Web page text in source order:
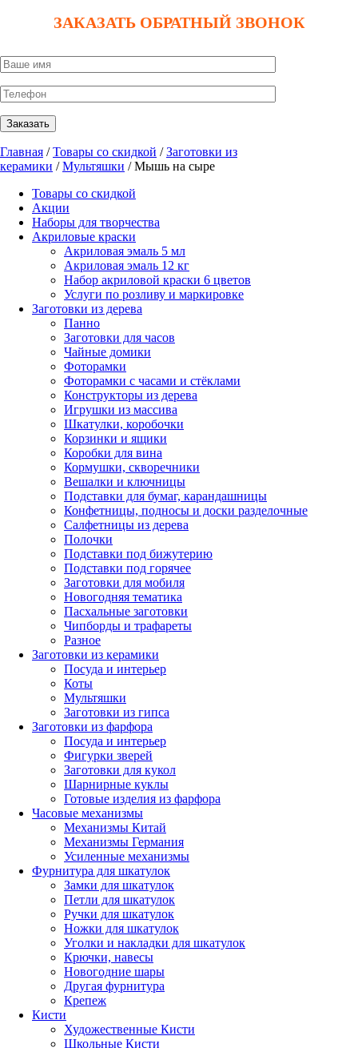
ЗАКАЗАТЬ ОБРАТНЫЙ ЗВОНОК
Главная /Товары со скидкой /Заготовки из
керамики /Мультяшки / Мышь на сыре
Товары со скидкой
Акции
Наборы для творчества
Акриловые краски
Акриловая эмаль 5 мл
Акриловая эмаль 12 кг
Набор акриловой краски 6 цветов
Услуги по розливу и маркировке
Заготовки из дерева
Панно
Заготовки для часов
Чайные домики
Фоторамки
Фоторамки с часами и стёклами
Конструкторы из дерева
Игрушки из массива
Шкатулки, коробочки
Корзинки и ящики
Коробки для вина
Кормушки, скворечники
Вешалки и ключницы
Подставки для бумаг, карандашницы
Конфетницы, подносы и доски разделочные
Салфетницы из дерева
Полочки
Подставки под бижутерию
Подставки под горячее
Заготовки для мобиля
Новогодняя тематика
Пасхальные заготовки
Чипборды и трафареты
Разное
Заготовки из керамики
Посуда и интерьер
Коты
Мультяшки
Заготовки из гипса
Заготовки из фарфора
Посуда и интерьер
Фигурки зверей
Заготовки для кукол
Шарнирные куклы
Готовые изделия из фарфора
Часовые механизмы
Механизмы Китай
Механизмы Германия
Усиленные механизмы
Фурнитура для шкатулок
Замки для шкатулок
Петли для шкатулок
Ручки для шкатулок
Ножки для шкатулок
Уголки и накладки для шкатулок
Крючки, навесы
Новогодние шары
Другая фурнитура
Крепеж
Кисти
Художественные Кисти
Школьные Кисти